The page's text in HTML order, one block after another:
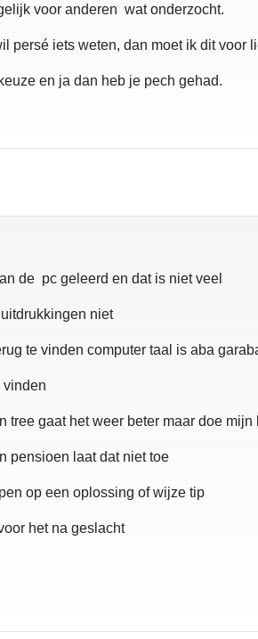
voor anderen wat onderzocht.
persé iets weten, dan moet ik dit voor
en ja dan heb je pech gehad.
de pc geleerd en dat is niet veel
niet
te vinden computer taal is aba
vinden
gaat het weer beter maar doe
pensioen laat dat niet toe
op een oplossing of wijze tip
het na geslacht